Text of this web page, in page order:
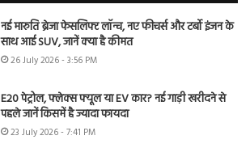
नई मारुति ब्रेजा फेसलिफ्ट लॉन्च, नए फीचर्स और टर्बो इंजन के
साथ आई SUV, जानें क्या है कीमत
26 July 2026 - 3:56 PM
E20 पेट्रोल, फ्लेक्स फ्यूल या EV कार? नई गाड़ी खरीदने से
पहले जानें किसमें है ज्यादा फायदा
23 July 2026 - 7:41 PM